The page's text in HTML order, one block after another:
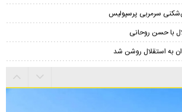
سرمربی پرسپولیس
با حسن روحانی
به استقلال روشن شد